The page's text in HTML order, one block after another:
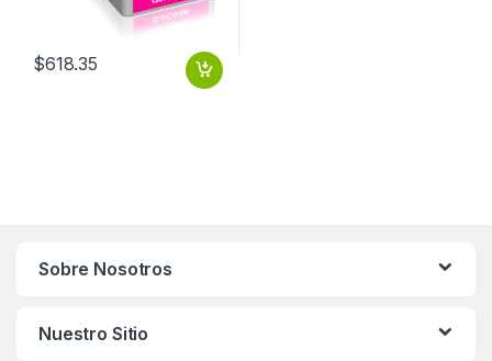
$618.35
Sobre Nosotros
Nuestro Sitio